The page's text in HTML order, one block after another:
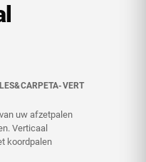
VERT
uw afzetpalen
Verticaal
koordpalen